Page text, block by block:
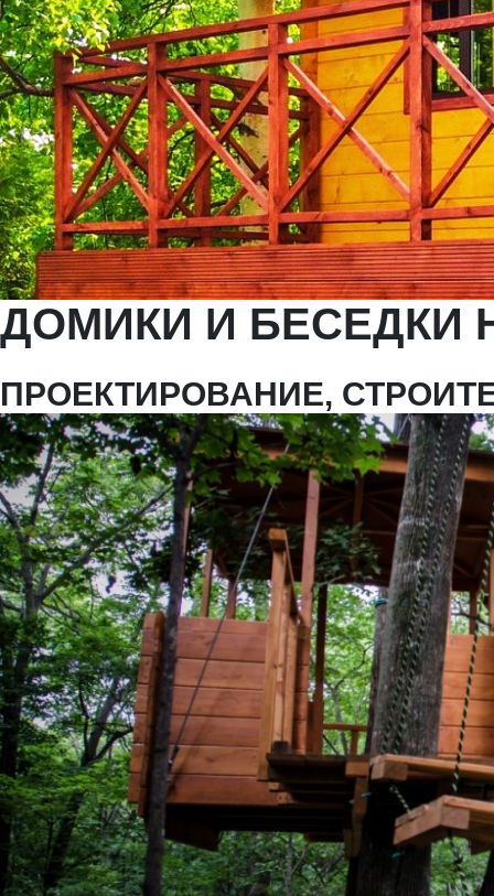
ДОМИКИ И БЕСЕДКИ
ПРОЕКТИРОВАНИЕ,